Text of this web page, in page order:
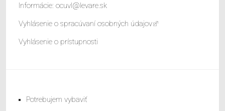
Informácie: ocuvl@levare.sk
Vyhlásenie o spracúvaní osobných údajov
Vyhlásenie o prístupnosti
Potrebujem vybaviť